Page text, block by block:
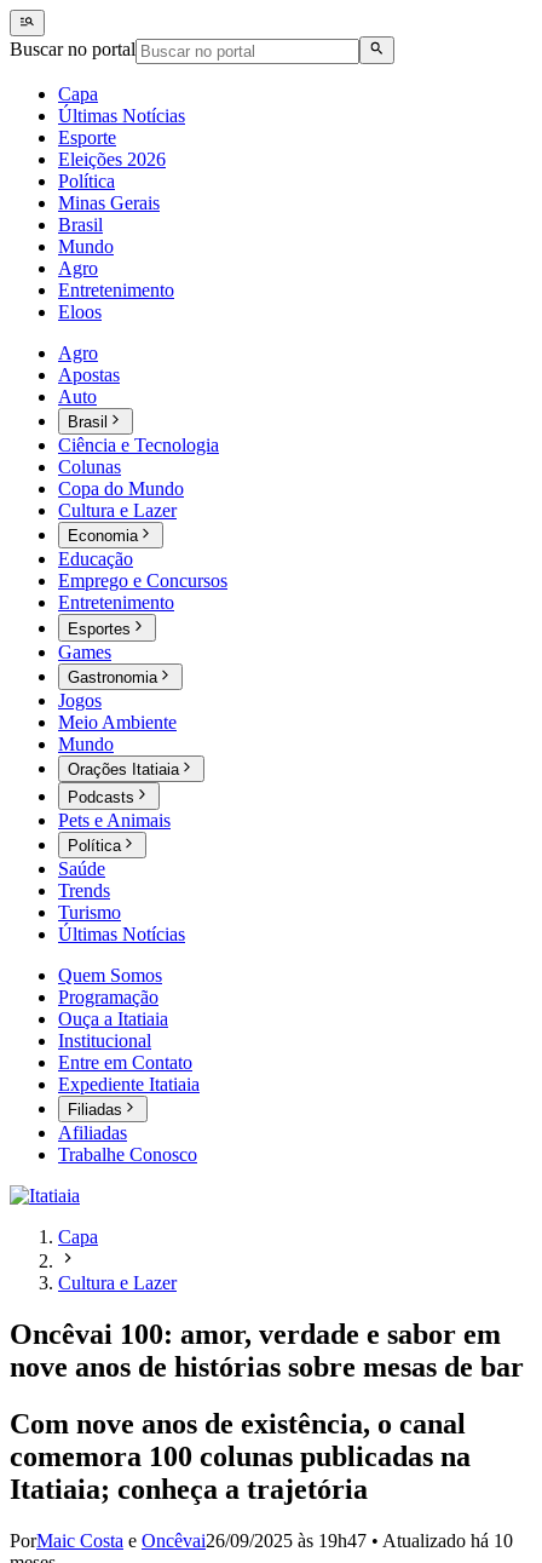
Buscar no portal
Capa
Últimas Notícias
Esporte
Eleições 2026
Política
Minas Gerais
Brasil
Mundo
Agro
Entretenimento
Eloos
Agro
Apostas
Auto
Brasil
Ciência e Tecnologia
Colunas
Copa do Mundo
Cultura e Lazer
Economia
Educação
Emprego e Concursos
Entretenimento
Esportes
Games
Gastronomia
Jogos
Meio Ambiente
Mundo
Orações Itatiaia
Podcasts
Pets e Animais
Política
Saúde
Trends
Turismo
Últimas Notícias
Quem Somos
Programação
Ouça a Itatiaia
Institucional
Entre em Contato
Expediente Itatiaia
Filiadas
Afiliadas
Trabalhe Conosco
Capa
Cultura e Lazer
Oncêvai 100: amor, verdade e sabor em
nove anos de histórias sobre mesas de bar
Com nove anos de existência, o canal
comemora 100 colunas publicadas na
Itatiaia; conheça a trajetória
PorMaic Costa e Oncêvai26/09/2025 às 19h47 • Atualizado há 10